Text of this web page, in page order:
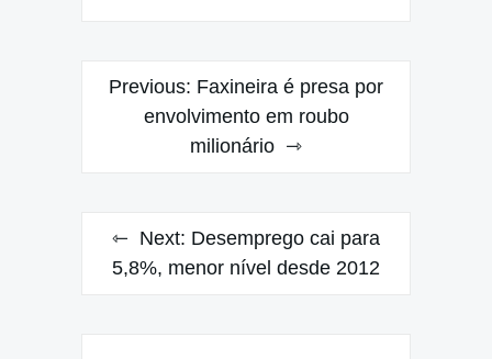
Post
navigation
Previous: Faxineira é presa por
envolvimento em roubo
milionário
Next: Desemprego cai para
5,8%, menor nível desde 2012